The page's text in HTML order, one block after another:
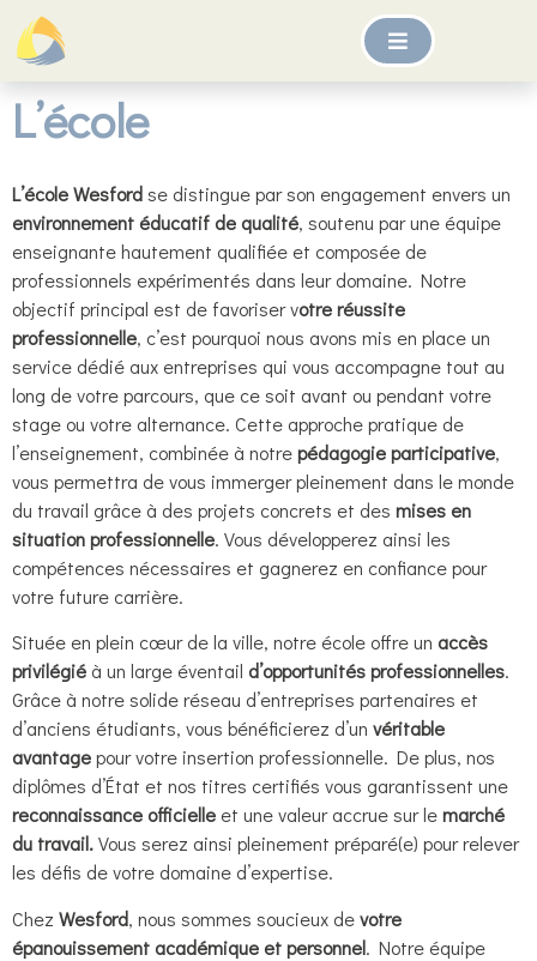
L’école
L’école Wesfordse distingue par son engagement envers un
environnement éducatif de qualité, soutenu par une équipe
enseignante hautement qualifiée et composée de
professionnels expérimentés dans leur domaine. Notre
objectif principal est de favoriser votre réussite
professionnelle, c’est pourquoi nous avons mis en place un
service dédié aux entreprises qui vous accompagne tout au
long de votre parcours, que ce soit avant ou pendant votre
stage ou votre alternance. Cette approche pratique de
l’enseignement, combinée à notrepédagogie participative,
vous permettra de vous immerger pleinement dans le monde
du travail grâce à des projets concrets et des mises en
situation professionnelle. Vous développerez ainsi les
compétences nécessaires et gagnerez en confiance pour
votre future carrière.
Située en plein cœur de la ville, notre école offre un accès
privilégié à un large éventail d’opportunités professionnelles.
Grâce à notre solide réseau d’entreprises partenaires et
d’anciens étudiants, vous bénéficierez d’un véritable
avantagepour votre insertion professionnelle. De plus, nos
diplômes d’État et nos titres certifiés vous garantissent une
reconnaissance officielle et une valeur accrue sur lemarché
du travail.Vous serez ainsi pleinement préparé(e) pour relever
les défis de votre domaine d’expertise.
Chez Wesford, nous sommes soucieux devotre
épanouissement académique et personnel. Notre équipe